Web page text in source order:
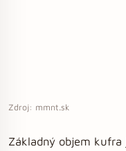
Zdroj: mmnt.sk
Základný objem